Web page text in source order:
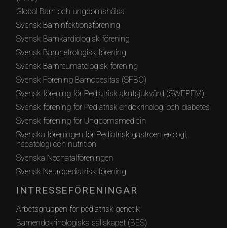
Global Barn och ungdomshälsa
Svensk Barninfektionsförening
Svensk Barnkardiologisk förening
Svensk Barnnefrologisk förening
Svensk Barnreumatologisk förening
Svensk Förening Barnobesitas (SFBO)
Svensk förening för Pediatrisk akutsjukvård (SWEPEM)
Svensk förening för Pediatrisk endokrinologi och diabetes
Svensk förening för Ungdomsmedicin
Svenska föreningen för Pediatrisk gastroenterologi,
hepatologi och nutrition
Svenska Neonatalföreningen
Svensk Neuropediatrisk förening
INTRESSEFÖRENINGAR
Arbetsgruppen för pediatrisk genetik
Barnendokrinologiska sällskapet (BES)